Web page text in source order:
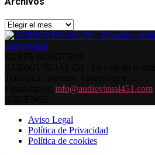
Archivos
info@audiovisual451.com
Aviso Legal
Política de Privacidad
Política de cookies